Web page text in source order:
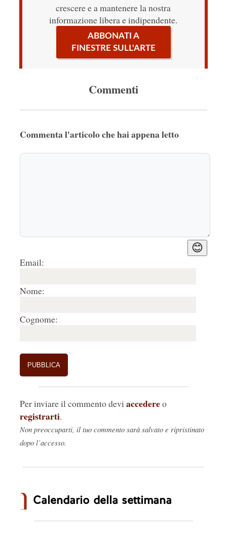
crescere e a mantenere la nostra
informazione libera e indipendente.
ABBONATI A
FINESTRE SULL'ARTE
Commenti
Commenta l'articolo che hai appena letto
😊
Email:
Nome:
Cognome:
Per inviare il commento devi accedereo
registrarti.
Non preoccuparti, il tuo commento sarà salvato e ripristinato
dopo l’accesso.
Calendario della settimana